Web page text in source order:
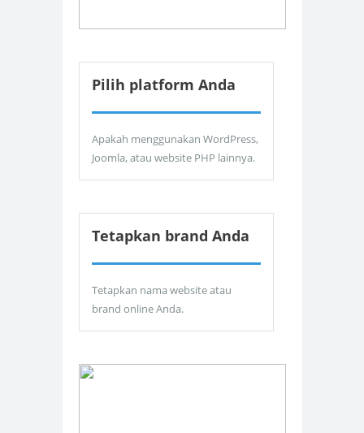
Pilih platform Anda
Apakah menggunakan WordPress,
Joomla, atau website PHP lainnya.
Tetapkan brand Anda
Tetapkan nama website atau
brand online Anda.